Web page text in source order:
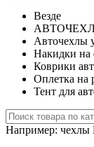
Везде
Авточехлы
Накидки на
Коврики
Оплетка на
Тент для
Например: чехлы